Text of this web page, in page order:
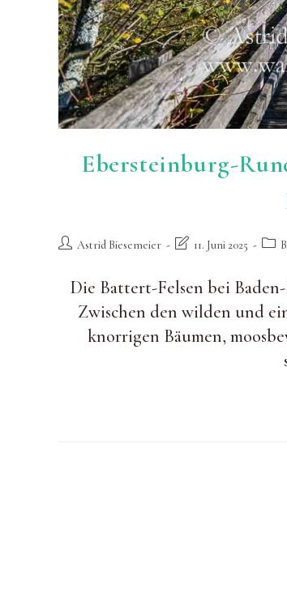
Ebersteinburg-
Beitrags-Astrid Biesemeier
Beitrag
geändert
am:
11. Juni 2025
Die Battert-Felsen bei
Zwischen den wilden und
knorrigen Bäumen,